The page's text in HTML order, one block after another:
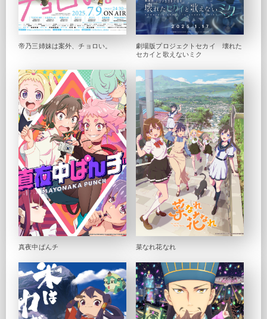
帝乃三姉妹は案外、チョロい。
劇場版プロジェクトセカイ 壊れた
セカイと歌えないミク
真夜中ぱんチ 菜なれ花なれ